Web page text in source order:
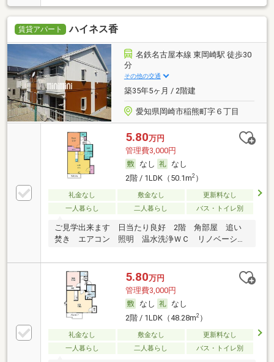
賃貸アパート ハイネス香
名鉄名古屋本線 東岡崎駅 徒歩30
分
その他の交通
築35年5ヶ月 / 2階建
愛知県岡崎市稲熊町字６丁目
5.80万円
管理費3,000円
なし
なし
2階 / 1LDK（50.1m2）
礼金なし 敷金なし
更新料なし
一人暮らし
二人暮らし バス・トイレ別
ご見学出来ます 日当たり良好 2階 角部屋 追い
焚き エアコン 照明 温水洗浄ＷＣ リノベーショ
5.80万円
管理費3,000円
なし
なし
2階 / 1LDK（48.28m2）
礼金なし 敷金なし
更新料なし
一人暮らし
二人暮らし バス・トイレ別